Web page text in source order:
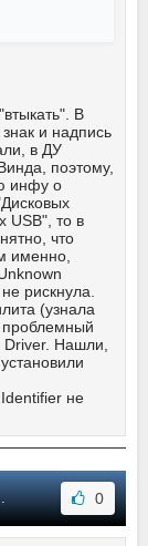
В
и надпись
в ДУ
поэтому,
инфу о
USB", то в
что
именно,
рискнула.
(узнала
проблемный
Нашли,
не
0